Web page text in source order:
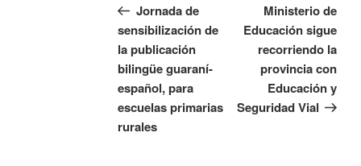
Jornada de
sensibilización de
la publicación
bilingüe guaraní-
español, para
escuelas primarias
rurales
Ministerio de
Educación sigue
recorriendo la
provincia con
Educación y
Seguridad Vial